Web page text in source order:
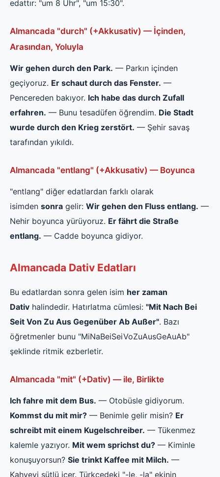
edattır: "um 8 Uhr", "um 15:30".
Almancada "durch" (+Akkusativ) — İçinden,
Arasından, Yoluyla
Wir gehen durch den Park. — Parkın içinden
geçiyoruz. Er schaut durch das Fenster. —
Pencereden bakıyor. Ich habe das durch Zufall
erfahren. — Bunu tesadüfen öğrendim. Die Stadt
wurde durch den Krieg zerstört. — Şehir savaş
tarafından yıkıldı.
Almancada "entlang" (+Akkusativ) — Boyunca
"entlang" diğer edatlardan farklı olarak
isimden sonra gelir: Wir gehen den Fluss entlang. —
Nehir boyunca yürüyoruz. Er fährt die Straße
entlang. — Cadde boyunca gidiyor.
Almancada Dativ Edatları
Bu edatlardan sonra gelen isim her zaman
Dativ halindedir. Hatırlatma cümlesi: "Mit Nach Bei
Seit Von Zu Aus Gegenüber Ab Außer". Bazı
öğretmenler bunu "MiNaBeiSeiVoZuAusGeAuAb"
şeklinde ritmik ezberletir.
Almancada "mit" (+Dativ) — ile, Birlikte
Ich fahre mit dem Bus. — Otobüsle gidiyorum.
Kommst du mit mir? — Benimle gelir misin? Er
schreibt mit einem Kugelschreiber. — Tükenmez
kalemle yazıyor. Mit wem sprichst du? — Kiminle
konuşuyorsun? Sie trinkt Kaffee mit Milch. —
Kahveyi sütlü içer. Türkçedeki "-le, -la" ekinin